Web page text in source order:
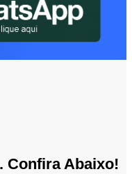
Confira Abaixo!